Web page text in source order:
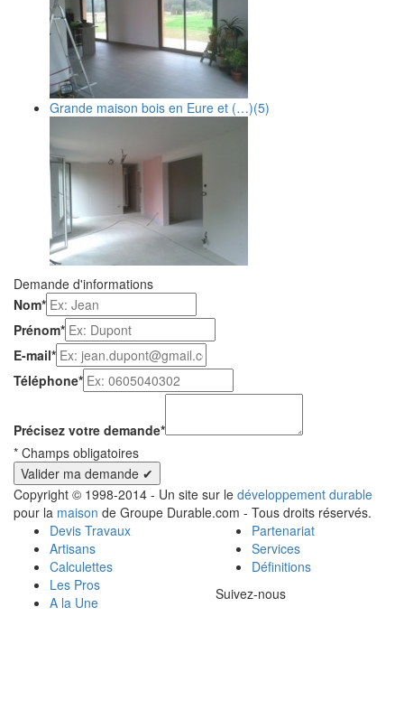
Grande maison bois en Eure et (…)(5)
Demande d'informations
Nom*
Prénom*
E-mail*
Téléphone*
Précisez votre demande*
* Champs obligatoires
Copyright © 1998-2014 - Un site sur le développement durable
pour la maison de Groupe Durable.com - Tous droits réservés.
Devis Travaux
Artisans
Calculettes
Les Pros
A la Une
Partenariat
Services
Définitions
Suivez-nous